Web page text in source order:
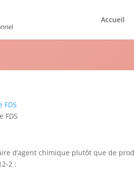
Accueil
chimiques, de
FDS
FDS
d’agent chimique plutôt que de
2 :